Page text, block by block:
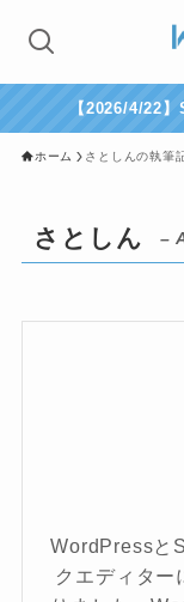
【2026/4/22
ホーム さとしんの執筆
さとしん –
WordPressと
クエディター